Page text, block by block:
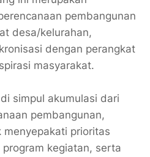
pembangunan
desa/kelurahan,
dengan perangkat
masyarakat.
simpul akumulasi dari
pembangunan,
prioritas
kegiatan, serta